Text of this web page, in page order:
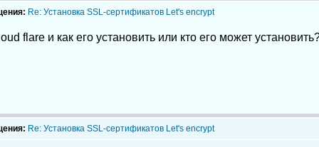
Re: Установка SSL-сертификатов Let's encrypt
flare и как его установить или кто его может
Re: Установка SSL-сертификатов Let's encrypt